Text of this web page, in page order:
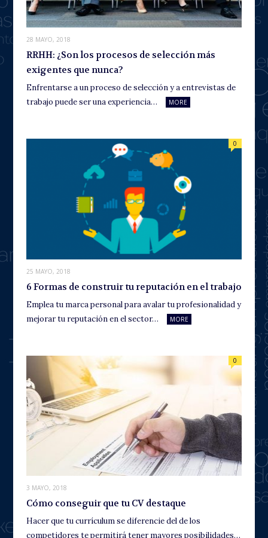
28 MAYO, 2018
RRHH: ¿Son los procesos de selección más
exigentes que nunca?
Enfrentarse a un proceso de selección y a entrevistas de
trabajo puede ser una experiencia…
MORE
25 MAYO, 2018
0
6 Formas de construir tu reputación en el trabajo
Emplea tu marca personal para avalar tu profesionalidad y
mejorar tu reputación en el sector…
MORE
3 MAYO, 2018
0
Cómo conseguir que tu CV destaque
Hacer que tu currículum se diferencie del de los
competidores te permitirá tener mayores posibilidades…